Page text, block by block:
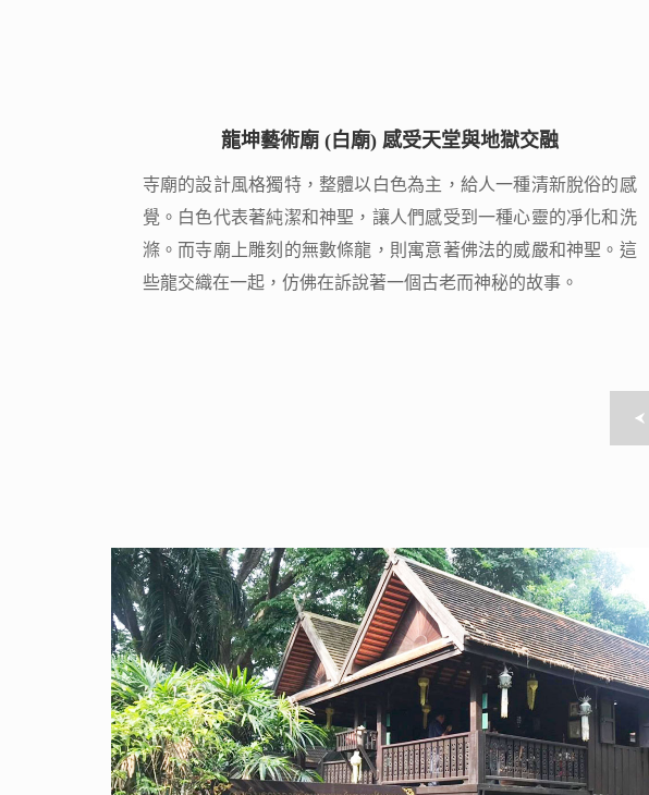
龍坤藝術廟 (白廟) 感受天堂與地獄交融
寺廟的設計風格獨特，整體以白色為主，給人一種清新脫俗的感
覺。白色代表著純潔和神聖，讓人們感受到一種心靈的凈化和洗
滌。而寺廟上雕刻的無數條龍，則寓意著佛法的威嚴和神聖。這
些龍交織在一起，仿佛在訴說著一個古老而神秘的故事。
龍坤藝術廟 (白廟) 感受天堂與地獄交融
寺廟的設計風格獨特，整體以白色為主，給人一種清新脫俗的感
覺。白色代表著純潔和神聖，讓人們感受到一種心靈的凈化和洗
滌。而寺廟上雕刻的無數條龍，則寓意著佛法的威嚴和神聖。這
些龍交織在一起，仿佛在訴說著一個古老而神秘的故事。